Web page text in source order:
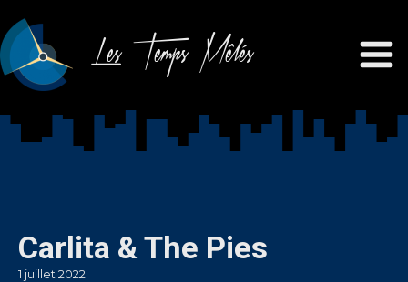
Les Temps Mêlés
Carlita & The Pies
1 juillet 2022